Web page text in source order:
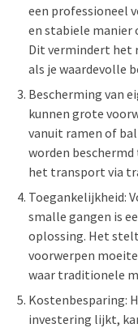
een professioneel
en stabiele manier
Dit vermindert het
als je waardevolle
Bescherming van
kunnen grote
vanuit ramen of
worden
het transport via
Toegankelijkheid:
smalle gangen is
oplossing. Het
voorwerpen
waar traditionele
Kostenbesparing:
investering lijkt,